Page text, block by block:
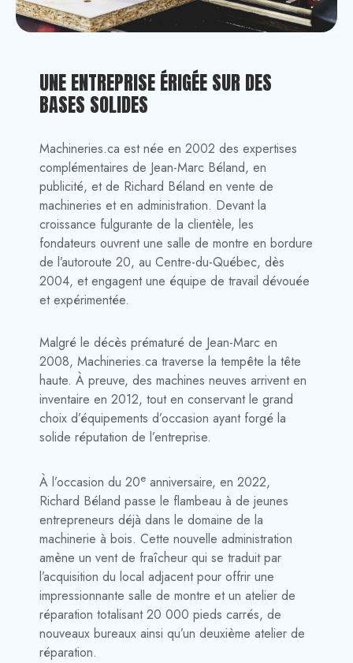
UNE ENTREPRISE ÉRIGÉE SUR DES
BASES SOLIDES
Machineries.ca est née en 2002 des expertises
complémentaires de Jean-Marc Béland, en
publicité, et de Richard Béland en vente de
machineries et en administration. Devant la
croissance fulgurante de la clientèle, les
fondateurs ouvrent une salle de montre en bordure
de l’autoroute 20, au Centre-du-Québec, dès
2004, et engagent une équipe de travail dévouée
et expérimentée.
Malgré le décès prématuré de Jean-Marc en
2008, Machineries.ca traverse la tempête la tête
haute. À preuve, des machines neuves arrivent en
inventaire en 2012, tout en conservant le grand
choix d’équipements d’occasion ayant forgé la
solide réputation de l’entreprise.
À l’occasion du 20e anniversaire, en 2022,
Richard Béland passe le flambeau à de jeunes
entrepreneurs déjà dans le domaine de la
machinerie à bois. Cette nouvelle administration
amène un vent de fraîcheur qui se traduit par
l’acquisition du local adjacent pour offrir une
impressionnante salle de montre et un atelier de
réparation totalisant 20 000 pieds carrés, de
nouveaux bureaux ainsi qu’un deuxième atelier de
réparation.